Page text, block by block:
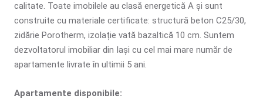
calitate. Toate imobilele au clasă energetică A și sunt
construite cu materiale certificate: structură beton C25/30,
zidărie Porotherm, izolație vată bazaltică 10 cm. Suntem
dezvoltatorul imobiliar din Iași cu cel mai mare număr de
apartamente livrate în ultimii 5 ani.
Apartamente disponibile: